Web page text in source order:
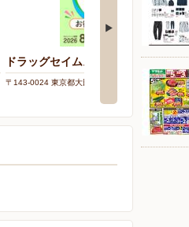
ドラッグセイムス 大森中央店
〒143-0024 東京都大田区中央3-26-22